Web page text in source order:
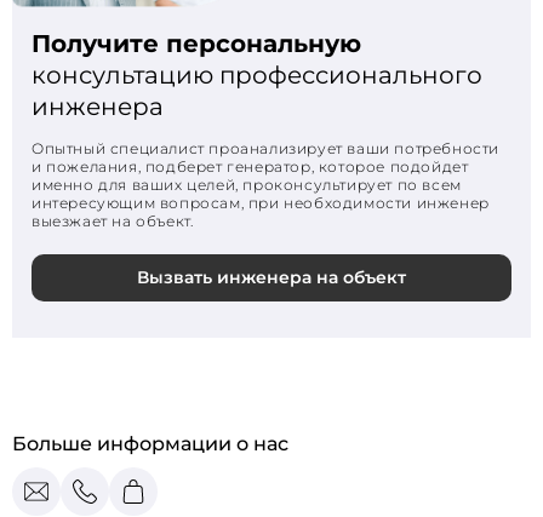
Получите персональную
консультацию профессионального
инженера
Опытный специалист проанализирует ваши потребности
и пожелания, подберет генератор, которое подойдет
именно для ваших целей, проконсультирует по всем
интересующим вопросам, при необходимости инженер
выезжает на объект.
Вызвать инженера на объект
Больше информации о нас